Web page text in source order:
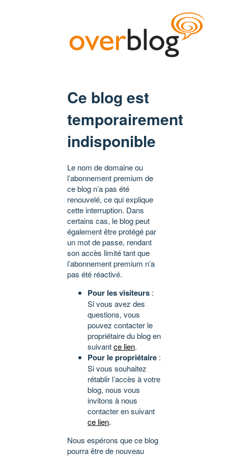
Ce blog est
temporairement
indisponible
Le nom de domaine ou
l’abonnement premium de
ce blog n’a pas été
renouvelé, ce qui explique
cette interruption. Dans
certains cas, le blog peut
également être protégé par
un mot de passe, rendant
son accès limité tant que
l’abonnement premium n’a
pas été réactivé.
Pour les visiteurs :
Si vous avez des
questions, vous
pouvez contacter le
propriétaire du blog en
suivantce lien.
Pour le propriétaire :
Si vous souhaitez
rétablir l’accès à votre
blog, nous vous
invitons à nous
contacter en suivant
ce lien.
Nous espérons que ce blog
pourra être de nouveau